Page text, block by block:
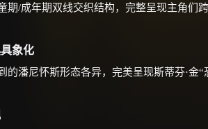
期/成年期双线交织结构，完整呈现主角们
象化
的潘尼怀斯形态各异，完美呈现斯蒂芬·金